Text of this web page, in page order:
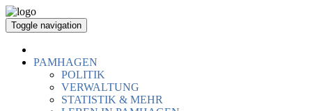
Toggle navigation
PAMHAGEN
POLITIK
VERWALTUNG
STATISTIK & MEHR